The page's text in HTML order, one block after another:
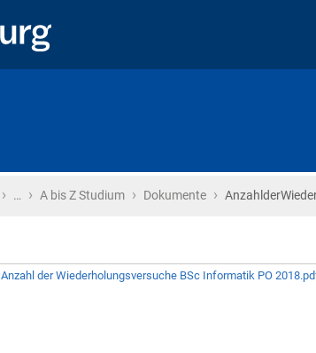
Startseite
› … › A bis Z Studium › Dokumente ›
Anzahl der Wiederholungsversuche BSc Informatik PO